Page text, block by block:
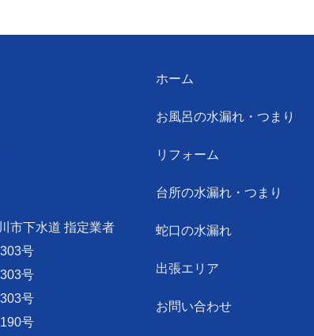
市下水道 指定業者
号
号
号
号
ホーム
お風呂の水漏れ・つまり
リフォーム
台所の水漏れ・つまり
蛇口の水漏れ
出張エリア
お問い合わせ